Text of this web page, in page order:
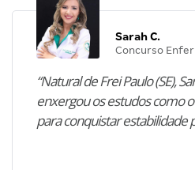
Sarah C.
Concurso
“Natural de Frei Paulo (SE),
enxergou os estudos como
para conquistar estabilidade